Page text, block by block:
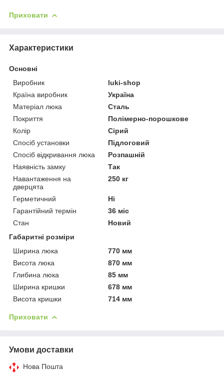
Приховати
Характеристики
Основні
Виробник
luki-shop
Країна виробник
Україна
Матеріал люка
Сталь
Покриття
Полімерно-порошкове
Колір
Сірий
Спосіб установки
Підлоговий
Спосіб відкривання люка
Розпашній
Наявність замку
Так
Навантаження на
дверцята
250 кг
Герметичний
Ні
Гарантійний термін
36 міс
Стан
Новий
Габаритні розміри
Ширина люка
770 мм
Висота люка
870 мм
Глибина люка
85 мм
Ширина кришки
678 мм
Висота кришки
714 мм
Приховати
Умови доставки
Нова Пошта